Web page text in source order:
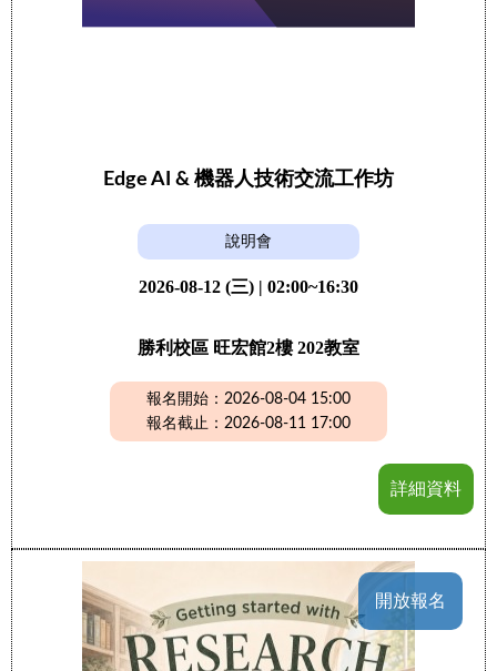
Edge AI & 機器人技術交流工作坊
說明會
2026-08-12 (三) | 02:00~16:30
勝利校區 旺宏館2樓 202教室
報名開始：2026-08-04 15:00
報名截止：2026-08-11 17:00
詳細資料
開放報名